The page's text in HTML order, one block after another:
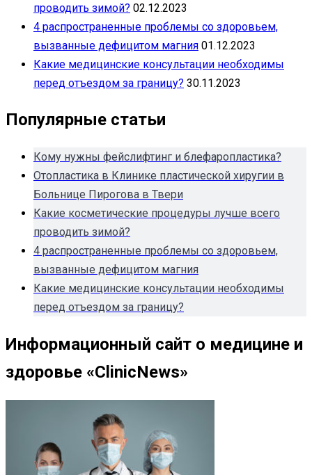
проводить зимой? 02.12.2023
4 распространенные проблемы со здоровьем,
вызванные дефицитом магния 01.12.2023
Какие медицинские консультации необходимы
перед отъездом за границу? 30.11.2023
Популярные статьи
Кому нужны фейслифтинг и блефаропластика?
Отопластика в Клинике пластической хиругии в
Больнице Пирогова в Твери
Какие косметические процедуры лучше всего
проводить зимой?
4 распространенные проблемы со здоровьем,
вызванные дефицитом магния
Какие медицинские консультации необходимы
перед отъездом за границу?
Информационный сайт о медицине и
здоровье «ClinicNews»